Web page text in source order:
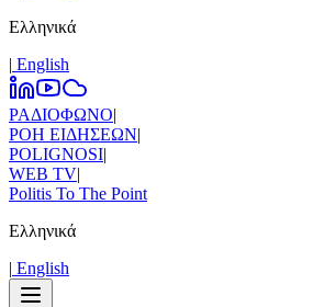
Ελληνικά
| Εnglish
ΡΑΔΙΟΦΩΝΟ|
ΡΟΗ ΕΙΔΗΣΕΩΝ|
POLIGNOSI|
WEB TV|
Politis To The Point
Ελληνικά
| Εnglish